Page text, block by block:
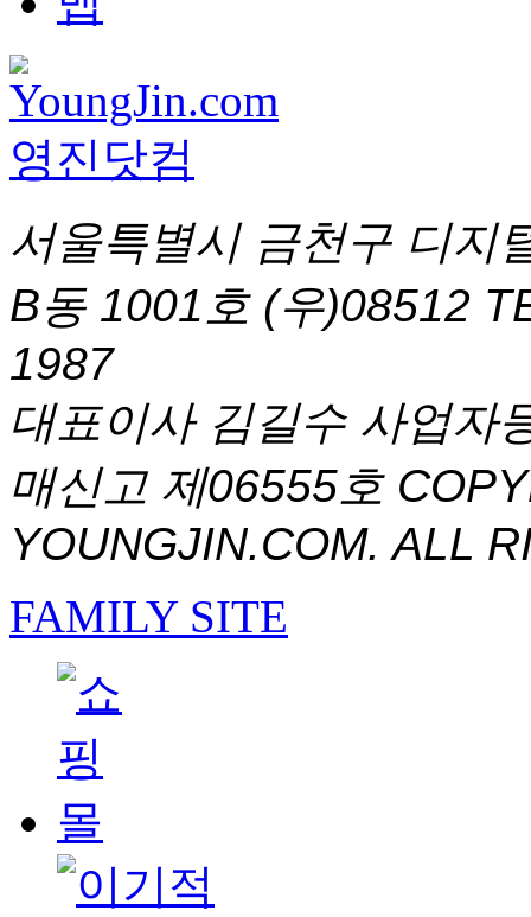
서울특별시 금천구 디지
B동 1001호 (우)08512
1987
대표이사 김길수 사업자
매신고 제06555호
YOUNGJIN.COM. ALL
FAMILY SITE